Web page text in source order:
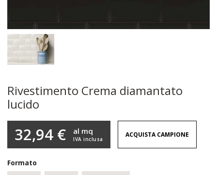
Rivestimento Crema diamantato
lucido
32,94 € IVA inclusa
al mq ACQUISTA CAMPIONE
Formato